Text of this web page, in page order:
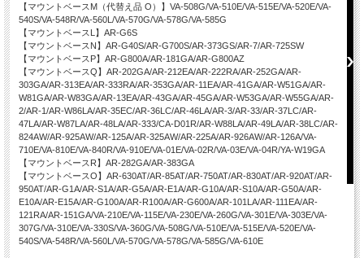
【マウントベースM（代替え品 O）】VA-508G/VA-510E/VA-515E/VA-520E/VA-
540S/VA-548R/VA-560L/VA-570G/VA-578G/VA-585G
【マウントベースL】AR-G6S
【マウントベースN】AR-G40S/AR-G700S/AR-373GS/AR-7/AR-725SW
【マウントベースP】AR-G800A/AR-181GA/AR-G800AZ
【マウントベースQ】AR-202GA/AR-212EA/AR-222RA/AR-252GA/AR-
303GA/AR-313EA/AR-333RA/AR-353GA/AR-11EA/AR-41GA/AR-W51GA/AR-
W81GA/AR-W83GA/AR-13EA/AR-43GA/AR-45GA/AR-W53GA/AR-W55GA/AR-
2/AR-1/AR-W86LA/AR-35EC/AR-36LC/AR-46LA/AR-3/AR-33/AR-37LC/AR-
47LA/AR-W87LA/AR-48LA/AR-333/CA-D01R/AR-W88LA/AR-49LA/AR-38LC/AR-
824AW/AR-925AW/AR-125A/AR-325AW/AR-225A/AR-926AW/AR-126A/VA-
710E/VA-810E/VA-840R/VA-910E/VA-01E/VA-02R/VA-03E/VA-04R/YA-W19GA
【マウントベースR】AR-282GA/AR-383GA
【マウントベースO】AR-630AT/AR-85AT/AR-750AT/AR-830AT/AR-920AT/AR-
950AT/AR-G1A/AR-S1A/AR-G5A/AR-E1A/AR-G10A/AR-S10A/AR-G50A/AR-
E10A/AR-E15A/AR-G100A/AR-R100A/AR-G600A/AR-101LA/AR-111EA/AR-
121RA/AR-151GA/VA-210E/VA-115E/VA-230E/VA-260G/VA-301E/VA-303E/VA-
307G/VA-310E/VA-330S/VA-360G/VA-508G/VA-510E/VA-515E/VA-520E/VA-
540S/VA-548R/VA-560L/VA-570G/VA-578G/VA-585G/VA-610E